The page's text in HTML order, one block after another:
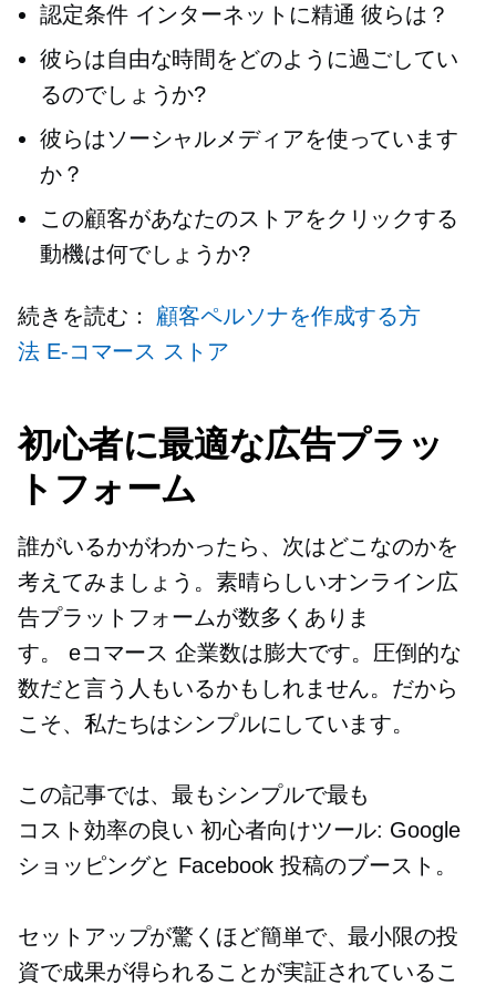
認定条件 インターネットに精通 彼らは？
彼らは自由な時間をどのように過ごしてい
るのでしょうか?
彼らはソーシャルメディアを使っています
か？
この顧客があなたのストアをクリックする
動機は何でしょうか?
続きを読む： 顧客ペルソナを作成する方
法 E-コマース ストア
初心者に最適な広告プラッ
トフォーム
誰がいるかがわかったら、次はどこなのかを
考えてみましょう。素晴らしいオンライン広
告プラットフォームが数多くありま
す。 eコマース 企業数は膨大です。圧倒的な
数だと言う人もいるかもしれません。だから
こそ、私たちはシンプルにしています。
この記事では、最もシンプルで最も
コスト効率の良い 初心者向けツール: Google
ショッピングと Facebook 投稿のブースト。
セットアップが驚くほど簡単で、最小限の投
資で成果が得られることが実証されているこ